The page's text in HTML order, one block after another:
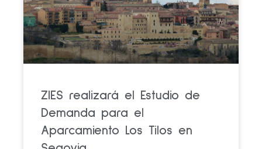
ZIES realizará el Estudio de
Demanda para el
Aparcamiento Los Tilos en